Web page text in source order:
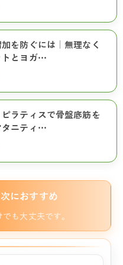
を防ぐには｜無理なく
トとヨガ…
ラティスで骨盤底筋を
タニティ…
におすすめ
も大丈夫です。